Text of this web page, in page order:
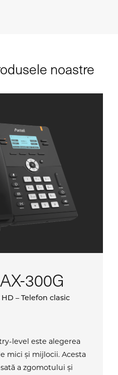
noastre
300G
– Telefon clasic
level este alegerea
mici și mijlocii. Acesta
a zgomotului și